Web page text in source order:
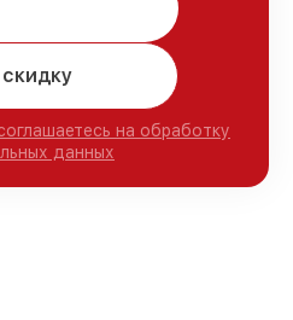
на обработку
данных